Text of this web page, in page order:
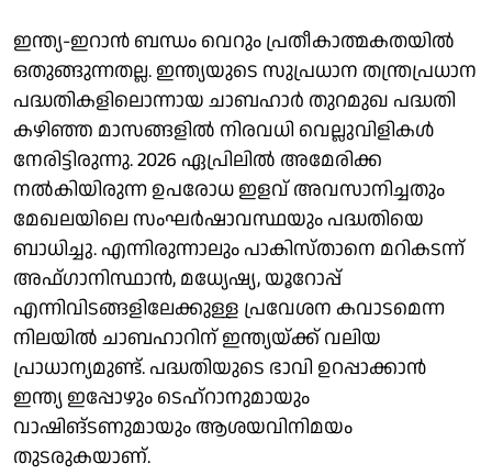
ഇന്ത്യ-ഇറാൻ ബന്ധം വെറും പ്രതീകാത്മകതയിൽ
ഒതുങ്ങുന്നതല്ല. ഇന്ത്യയുടെ സുപ്രധാന തന്ത്രപ്രധാന
പദ്ധതികളിലൊന്നായ ചാബഹാർ തുറമുഖ പദ്ധതി
കഴിഞ്ഞ മാസങ്ങളിൽ നിരവധി വെല്ലുവിളികൾ
നേരിട്ടിരുന്നു. 2026 ഏപ്രിലിൽ അമേരിക്ക
നൽകിയിരുന്ന ഉപരോധ ഇളവ് അവസാനിച്ചതും
മേഖലയിലെ സംഘർഷാവസ്ഥയും പദ്ധതിയെ
ബാധിച്ചു. എന്നിരുന്നാലും പാകിസ്താനെ മറികടന്ന്
അഫ്ഗാനിസ്ഥാൻ, മധ്യേഷ്യ, യൂറോപ്പ്
എന്നിവിടങ്ങളിലേക്കുള്ള പ്രവേശന കവാടമെന്ന
നിലയിൽ ചാബഹാറിന് ഇന്ത്യയ്ക്ക് വലിയ
പ്രാധാന്യമുണ്ട്. പദ്ധതിയുടെ ഭാവി ഉറപ്പാക്കാൻ
ഇന്ത്യ ഇപ്പോഴും ടെഹ്റാനുമായും
വാഷിങ്ടണുമായും ആശയവിനിമയം
തുടരുകയാണ്.